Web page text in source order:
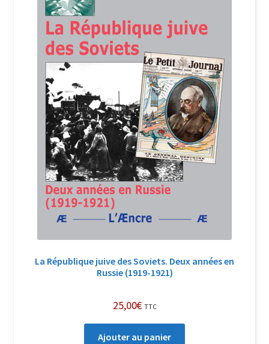
Login Customizer
Newsletter
Nous Contacter
Panier
Politique de confidentialité et cookies
Qui sommes-nous ?
Soutien à Philippe Randa
Suivi de la Commande
La République juive des Soviets. Deux années en
Russie (1919-1921)
25,00€ TTC
Ajouter au panier